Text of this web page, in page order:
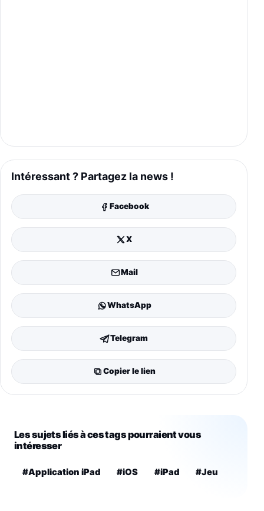
Intéressant ? Partagez la news !
Facebook
X
Mail
WhatsApp
Telegram
Copier le lien
Les sujets liés à ces tags pourraient vous
intéresser
#Application iPad #iOS #iPad #Jeu